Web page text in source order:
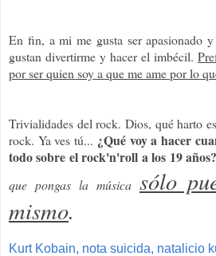
En fin, a mi me gusta ser apasionado
gustan divertirme y hacer el imbécil.
por ser quien soy a que me ame por lo
Trivialidades del rock. Dios, qué harto
rock. Ya ves tú... ¿Qué voy a hacer
todo sobre el rock'n'roll a los 19 años?
que pongas la música sólo
mismo.
Kurt Kobain, nota suicida, natalicio